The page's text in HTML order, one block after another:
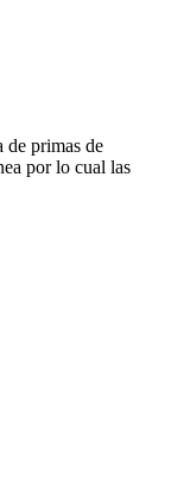
de primas de
por lo cual las